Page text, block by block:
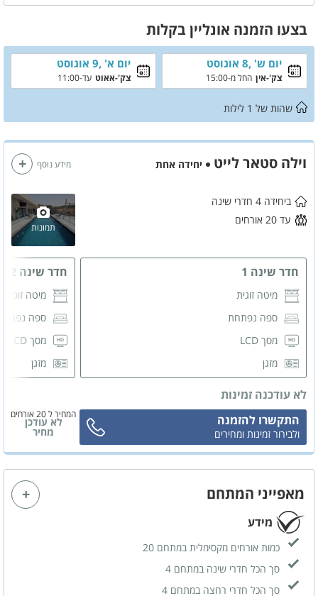
בוילה תהנו מ4 חדרי שינה זוגיים עם חדר רחצה לכל חדר, חצר גדולה
ומרהיבה עם משחקים לילדים, בריכה בנויה וגדולה , ג'קוזי ספא, שולחנות
משחק, עמדת מנגל עם מטבח חיצוני ועוד שלל פינוקים, הנוף מדהים
והיחס.. פשוט לא תרצו לעזוב
זה הזמן לסגור את החופשה הבאה שלכם בוילה סטאר לייט ולהבטיח
לעצמכם שלווה מדהימה
בצעו הזמנה אונליין בקלות
יום ש' ,8 אוגוסט
צק'-אין החל מ-15:00
יום א' ,9 אוגוסט
צק'-אאוט עד-11:00
שהות של 1 לילות
וילה סטאר לייט יחידה אחת
תמונות
ביחידה 4 חדרי שינה
עד 20 אורחים
חדר שינה 1
מיטה זוגית
ספה נפתחת
מסך LCD
מזגן
שידות לאחסון
קומודה
חדר רחצה פרטי
חדר שינה 2
מיטה זוגית
ספה
מסך LCD
מזגן
שידות
קומודה
חדר רחצה
מידע נוסף
המחיר ל 20 אורחים
לא עודכנה זמינות
לא עודכן
מחיר
התקשרו להזמנה
ולבירור זמינות ומחירים
מאפייני המתחם
מידע
כמות אורחים מקסימלית במתחם 20
סך הכל חדרי שינה במתחם 4
סך הכל חדרי רחצה במתחם 4